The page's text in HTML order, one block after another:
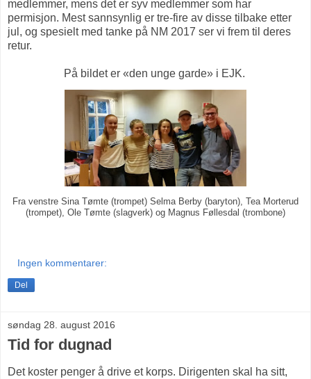
medlemmer, mens det er syv medlemmer som har
permisjon. Mest sannsynlig er tre-fire av disse tilbake etter
jul, og spesielt med tanke på NM 2017 ser vi frem til deres
retur.
På bildet er «den unge garde» i EJK.
Fra venstre Sina Tømte (trompet) Selma Berby (baryton), Tea Morterud
(trompet), Ole Tømte (slagverk) og Magnus Føllesdal (trombone)
Ingen kommentarer:
Del
søndag 28. august 2016
Tid for dugnad
Det koster penger å drive et korps. Dirigenten skal ha sitt,